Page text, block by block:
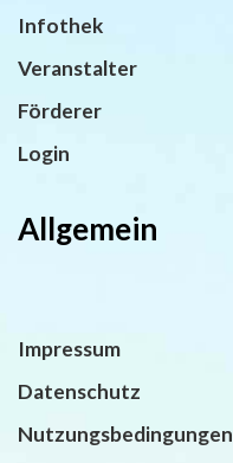
Infothek
Veranstalter
Förderer
Login
Allgemein
Impressum
Datenschutz
Nutzungsbedingungen